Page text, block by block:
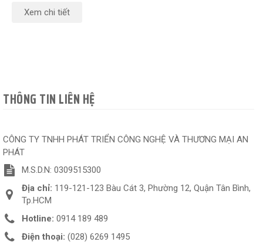
Xem chi tiết
THÔNG TIN LIÊN HỆ
CÔNG TY TNHH PHÁT TRIỂN CÔNG NGHỆ VÀ THƯƠNG MẠI AN
PHÁT
M.S.D.N: 0309515300
Địa chỉ: 119-121-123 Bàu Cát 3, Phường 12, Quận Tân Bình,
Tp.HCM
Hotline: 0914 189 489
Điện thoại: (028) 6269 1495